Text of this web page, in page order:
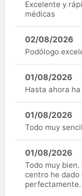
Excelente y
médicas
02/08/2026
Podólogo
01/08/2026
Hasta ahora
01/08/2026
Todo muy
01/08/2026
Todo muy
centro he dado
perfectamente.